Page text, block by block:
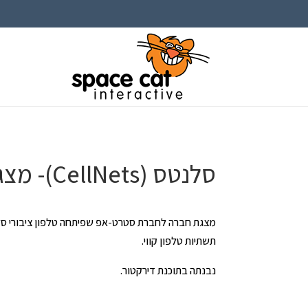
סלנטס (CellNets)- מצגת חברה
מצגת חברה לחברת סטרט-אפ שפיתחה טלפון ציבורי
תשתיות טלפון קווי.
נבנתה בתוכנת דירקטור.